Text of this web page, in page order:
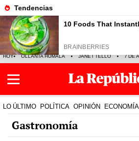
HOY OLLANTA HUMALA JANET TELLO 7 DE
LO ÚLTIMO POLÍTICA OPINIÓN ECONOMÍA
Gastronomía